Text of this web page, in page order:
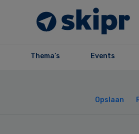
Thema’s Events
Opslaan